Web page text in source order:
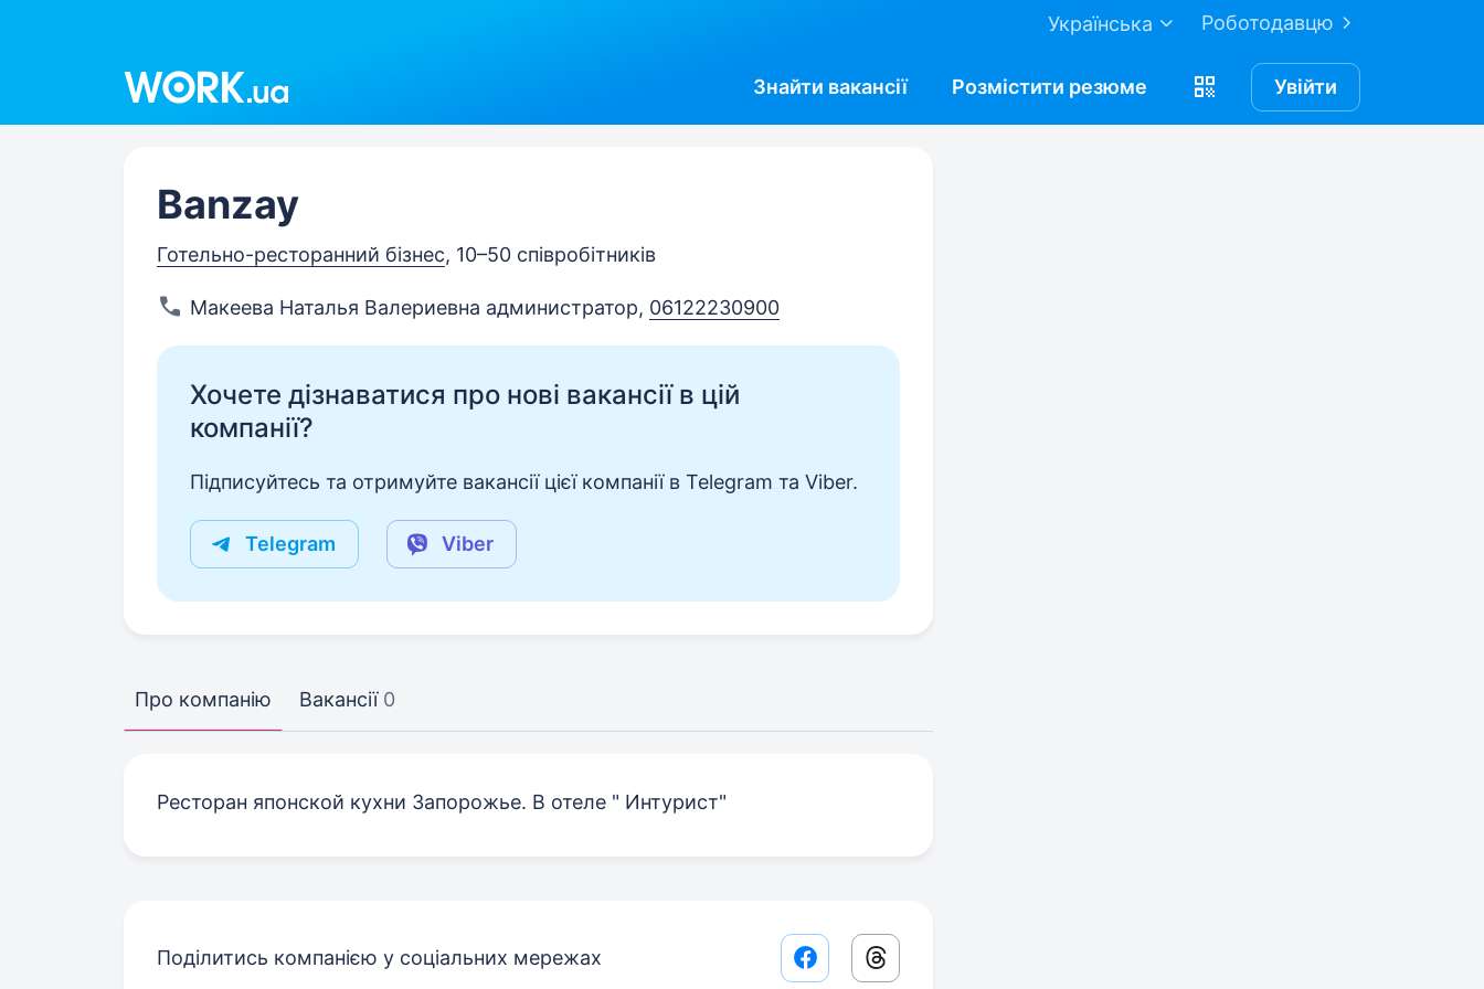
Роботодавцю
Українська
Знайти вакансії Розмістити резюме Увійти
Banzay
Готельно-ресторанний бізнес, 10–50 співробітників
Макеева Наталья Валериевна администратор, 06122230900
Хочете дізнаватися про нові вакансії в цій
компанії?
Підписуйтесь та отримуйте вакансії цієї компанії в Telegram та Viber.
Telegram Viber
Про компанію Вакансії 0
Ресторан японской кухни Запорожье. В отеле " Интурист"
Поділитись компанією у соціальних мережах Facebook share link
Threads share link